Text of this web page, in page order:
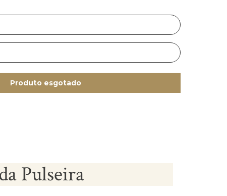
Produto esgotado
Pulseira